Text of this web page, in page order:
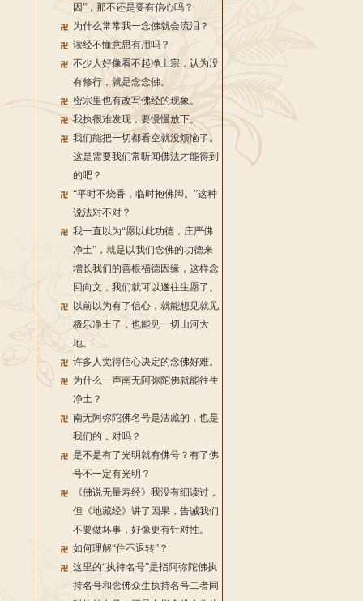
因”，那不还是要有信心吗？
为什么常常我一念佛就会流泪？
读经不懂意思有用吗？
不少人好像看不起净土宗，认为没
有修行，就是念念佛。
密宗里也有改写佛经的现象。
我执很难发现，要慢慢放下。
我们能把一切都看空就没烦恼了。
这是需要我们常听闻佛法才能得到
的吧？
“平时不烧香，临时抱佛脚。”这种
说法对不对？
我一直以为“愿以此功德，庄严佛
净土”，就是以我们念佛的功德来
增长我们的善根福德因缘，这样念
回向文，我们就可以遂往生愿了。
以前以为有了信心，就能想见就见
极乐净土了，也能见一切山河大
地。
许多人觉得信心决定的念佛好难。
为什么一声南无阿弥陀佛就能往生
净土？
南无阿弥陀佛名号是法藏的，也是
我们的，对吗？
是不是有了光明就有佛号？有了佛
号不一定有光明？
《佛说无量寿经》我没有细读过，
但《地藏经》讲了因果，告诫我们
不要做坏事，好像更有针对性。
如何理解“住不退转”？
这里的“执持名号”是指阿弥陀佛执
持名号和念佛众生执持名号二者同